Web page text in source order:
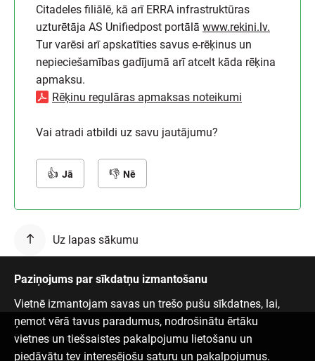
Citadeles filiālē, kā arī ERRA infrastruktūras
uzturētāja AS Unifiedpost portālā www.rekini.lv.
Tur varēsi arī apskatīties savus e-rēķinus un
nepieciešamības gadījumā arī atcelt kāda rēķina
apmaksu.
Rēķinu regulāras apmaksas noteikumi
Vai atradi atbildi uz savu jautājumu?
Jā Nē
Uz lapas sākumu
Paziņojums par sīkdatņu izmantošanu
Vietnē izmantojam savas un trešo pušu sīkdatnes, lai,
ņemot vērā tavus paradumus, nodrošinātu ērtāku
vietnes un tiešsaistes pakalpojumu lietošanu un
piedāvātu tev interesējošu saturu un pakalpojumus.
Sazinies ar mums